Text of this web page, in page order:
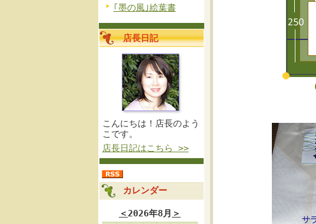
｢墨の風｣絵葉書
店長日記
こんにちは！店長のよう
こです。
店長日記はこちら >>
カレンダー
＜2026年8月 ＞